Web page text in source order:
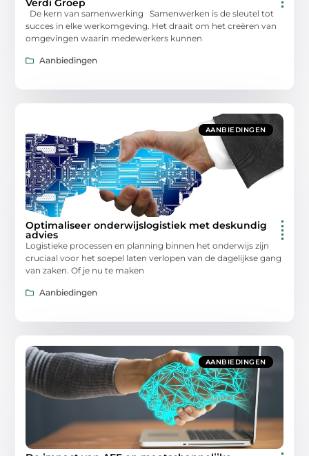
Verdi Groep
De kern van samenwerking Samenwerken is de sleutel tot
succes in elke werkomgeving. Het draait om het creëren van
omgevingen waarin medewerkers kunnen
Aanbiedingen
AANBIEDINGEN
Optimaliseer onderwijslogistiek met deskundig
advies
Logistieke processen en planning binnen het onderwijs zijn
cruciaal voor het soepel laten verlopen van de dagelijkse gang
van zaken. Of je nu te maken
Aanbiedingen
AANBIEDINGEN